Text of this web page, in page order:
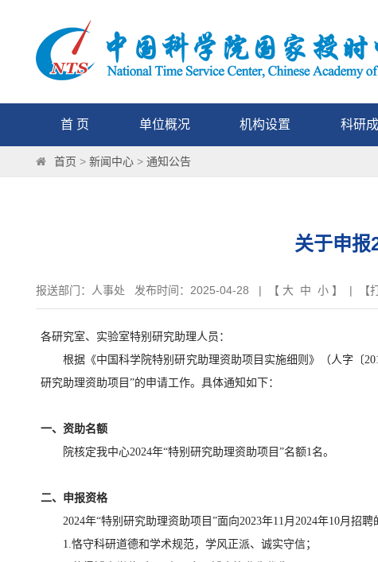
首 页 单位概况 机构设置 科研
首页 > 新闻中心 > 通知公告
关于申报
报送部门：人事处 发布时间：2025-04-28 | 【 大 中 小 】 | 【
各研究室、实验室特别研究助理人员：
根据《中国科学院特别研究助理资助项目实施细则》（人字〔
研究助理资助项目”的申请工作。具体通知如下：
一、资助名额
院核定我中心2024年“特别研究助理资助项目”名额1名。
二、申报资格
2024年“特别研究助理资助项目”面向2023年11月2024年10月招
1.恪守科研道德和学术规范，学风正派、诚实守信；